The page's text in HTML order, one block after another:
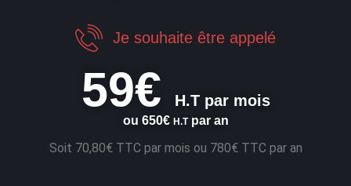
Je souhaite être appelé
59€ H.T par mois
ou 650€ H.Tpar an
Soit 70,80€ TTC par mois ou 780€ TTC par an